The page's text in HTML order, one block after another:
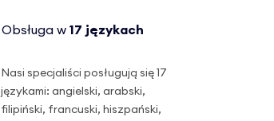
Obsługa w 17 językach
Nasi specjaliści posługują się 17
językami: angielski, arabski,
filipiński, francuski, hiszpański,